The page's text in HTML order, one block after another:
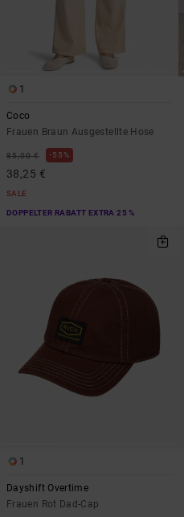
1
Coco
Frauen Braun Ausgestellte Hose
85,00 € 55%
38,25 €
SALE
DOPPELTER RABATT EXTRA 25 %
1
Dayshift Overtime
Frauen Rot Dad-Cap